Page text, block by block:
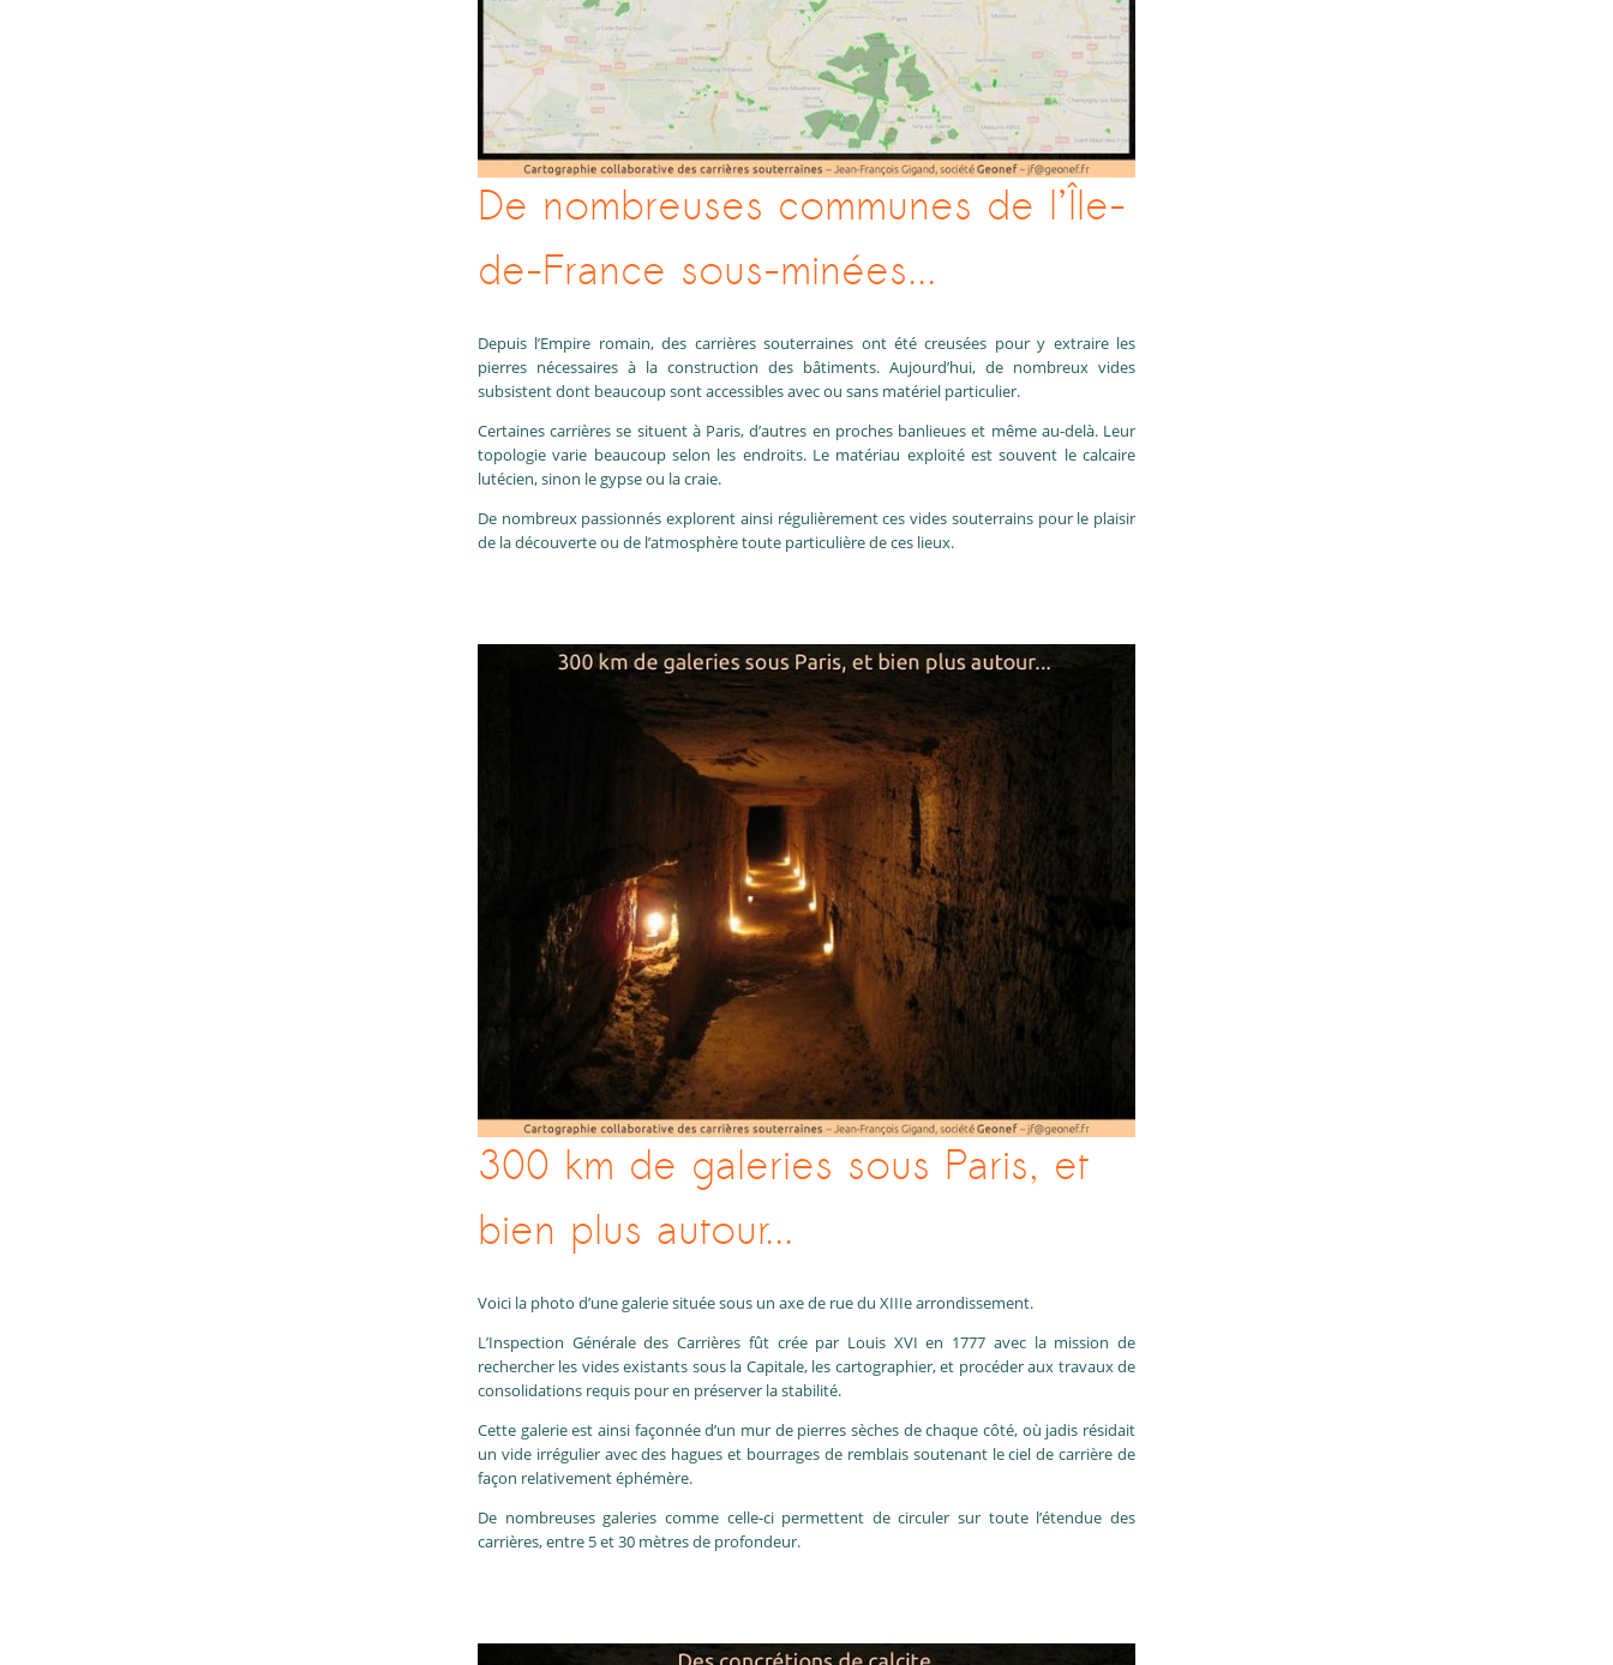
De nombreuses communes de l’Île-
de-France sous-minées...
Depuis l’Empire romain, des carrières souterraines ont été creusées pour y extraire les
pierres nécessaires à la construction des bâtiments. Aujourd’hui, de nombreux vides
subsistent dont beaucoup sont accessibles avec ou sans matériel particulier.
Certaines carrières se situent à Paris, d’autres en proches banlieues et même au-delà. Leur
topologie varie beaucoup selon les endroits. Le matériau exploité est souvent le calcaire
lutécien, sinon le gypse ou la craie.
De nombreux passionnés explorent ainsi régulièrement ces vides souterrains pour le plaisir
de la découverte ou de l’atmosphère toute particulière de ces lieux.
300 km de galeries sous Paris, et
bien plus autour...
Voici la photo d’une galerie située sous un axe de rue du XIIIe arrondissement.
L’Inspection Générale des Carrières fût crée par Louis XVI en 1777 avec la mission de
rechercher les vides existants sous la Capitale, les cartographier, et procéder aux travaux de
consolidations requis pour en préserver la stabilité.
Cette galerie est ainsi façonnée d’un mur de pierres sèches de chaque côté, où jadis résidait
un vide irrégulier avec des hagues et bourrages de remblais soutenant le ciel de carrière de
façon relativement éphémère.
De nombreuses galeries comme celle-ci permettent de circuler sur toute l’étendue des
carrières, entre 5 et 30 mètres de profondeur.